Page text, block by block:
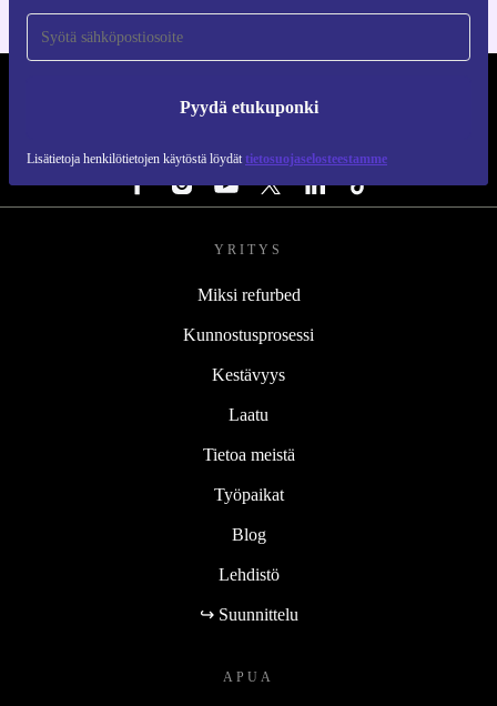
Pyydä etukuponki
Lisätietoja henkilötietojen käytöstä löydät tietosuojaselosteestamme
YRITYS
Miksi refurbed
Kunnostusprosessi
Kestävyys
Laatu
Tietoa meistä
Työpaikat
Blog
Lehdistö
↪ Suunnittelu
APUA